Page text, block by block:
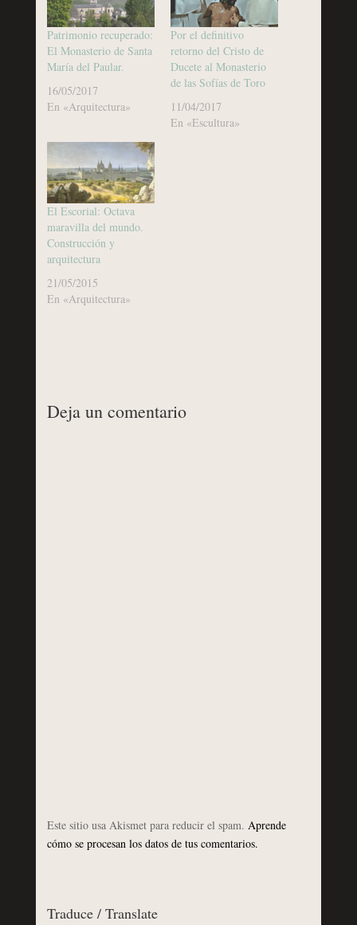
Patrimonio recuperado:
El Monasterio de Santa
María del Paular.
16/05/2017
En «Arquitectura»
Por el definitivo
retorno del Cristo de
Ducete al Monasterio
de las Sofías de Toro
11/04/2017
En «Escultura»
El Escorial: Octava
maravilla del mundo.
Construcción y
arquitectura
21/05/2015
En «Arquitectura»
Deja un comentario
Este sitio usa Akismet para reducir el spam. Aprende
cómo se procesan los datos de tus comentarios.
Traduce / Translate